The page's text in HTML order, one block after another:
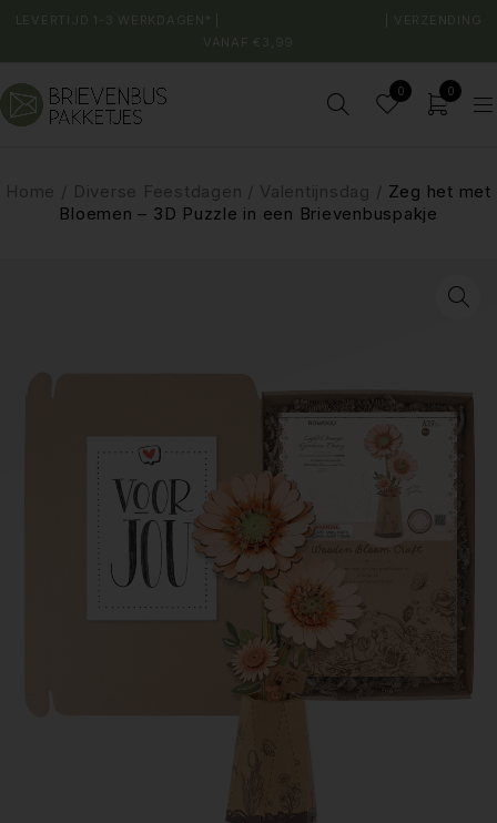
LEVERTIJD 1-3 WERKDAGEN* |
| VERZENDING
VANAF €3,99
0 0
Home / Diverse Feestdagen / Valentijnsdag / Zeg het met
Bloemen – 3D Puzzle in een Brievenbuspakje